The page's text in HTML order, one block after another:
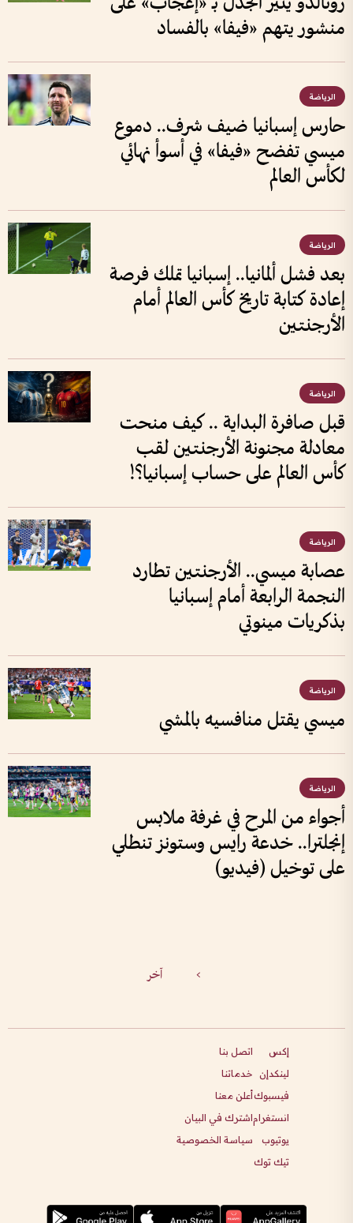
منشور يتهم «فيفا» بالفساد
الرياضة
حارس إسبانيا ضيف شرف.. دموع
ميسي تفضح «فيفا» في أسوأ نهائي
لكأس العالم
الرياضة
بعد فشل ألمانيا.. إسبانيا تملك فرصة
إعادة كتابة تاريخ كأس العالم أمام
الأرجنتين
الرياضة
قبل صافرة البداية .. كيف منحت
معادلة مجنونة الأرجنتين لقب
كأس العالم على حساب إسبانيا؟!
الرياضة
عصابة ميسي.. الأرجنتين تطارد
النجمة الرابعة أمام إسبانيا
بذكريات مينوتي
الرياضة
ميسي يقتل منافسيه بالمشي
الرياضة
أجواء من المرح في غرفة ملابس
إنجلترا.. خدعة رايس وستونز تنطلي
على توخيل (فيديو)
> آخر
إكس
لينكدإن
فيسبوك
انستغرام
يوتيوب
تيك توك
اتصل بنا
خدماتنا
أعلن معنا
اشترك في البيان
سياسة الخصوصية